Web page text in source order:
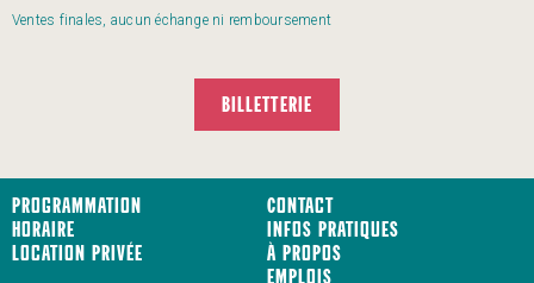
Ventes finales, aucun échange ni remboursement
BILLETTERIE
Programmation
Horaire
Location privée
Contact
Infos pratiques
À propos
Emplois